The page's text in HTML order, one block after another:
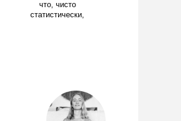
что, чисто
статистически,